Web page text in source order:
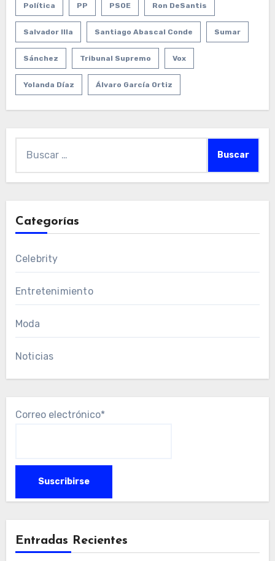
Política PP PSOE Ron DeSantis
Salvador Illa Santiago Abascal Conde Sumar
Sánchez Tribunal Supremo Vox
Yolanda Díaz Álvaro García Ortiz
Categorías
Celebrity
Entretenimiento
Moda
Noticias
Correo electrónico*
Entradas Recientes